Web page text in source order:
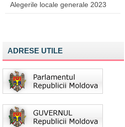
Alegerile locale generale 2023
ADRESE UTILE